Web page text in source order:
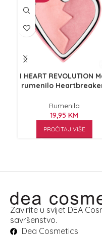
I HEART REVOLUTION
rumenilo
Rumenila
19,95 KM
PROČITAJ VIŠE
Zavirite u svijet DEA
savršenstvo.
Dea Cosmetics